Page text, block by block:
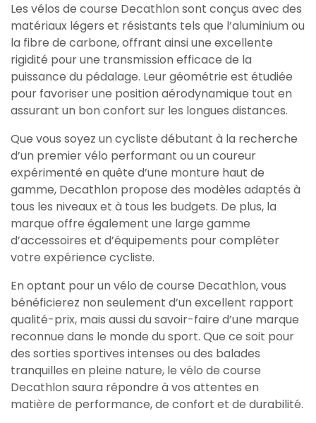
Les vélos de course Decathlon sont conçus avec des
matériaux légers et résistants tels que l’aluminium ou
la fibre de carbone, offrant ainsi une excellente
rigidité pour une transmission efficace de la
puissance du pédalage. Leur géométrie est étudiée
pour favoriser une position aérodynamique tout en
assurant un bon confort sur les longues distances.
Que vous soyez un cycliste débutant à la recherche
d’un premier vélo performant ou un coureur
expérimenté en quête d’une monture haut de
gamme, Decathlon propose des modèles adaptés à
tous les niveaux et à tous les budgets. De plus, la
marque offre également une large gamme
d’accessoires et d’équipements pour compléter
votre expérience cycliste.
En optant pour un vélo de course Decathlon, vous
bénéficierez non seulement d’un excellent rapport
qualité-prix, mais aussi du savoir-faire d’une marque
reconnue dans le monde du sport. Que ce soit pour
des sorties sportives intenses ou des balades
tranquilles en pleine nature, le vélo de course
Decathlon saura répondre à vos attentes en
matière de performance, de confort et de durabilité.